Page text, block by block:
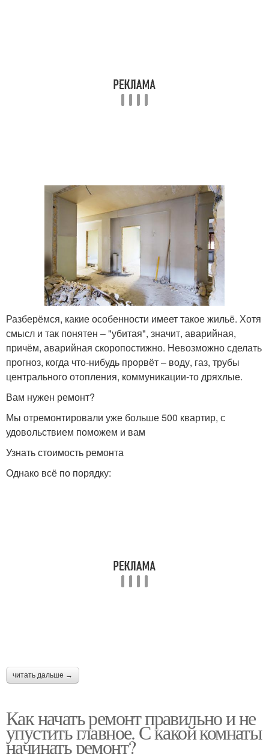
Ремонт от а Работы в квартире
Комната к ремонту Квартиры от а
Квартирный ремонт Правильный ремонт
Ремонт в старой
квартире
Ремонт в новостройке
Разберёмся, какие особенности имеет такое жильё. Хотя
смысл и так понятен – "убитая", значит, аварийная,
причём, аварийная скоропостижно. Невозможно сделать
прогноз, когда что-нибудь прорвёт – воду, газ, трубы
центрального отопления, коммуникации-то дряхлые.
Вам нужен ремонт?
Мы отремонтировали уже больше 500 квартир, с
удовольствием поможем и вам
Узнать стоимость ремонта
Однако всё по порядку:
читать дальше →
Как начать ремонт правильно и не
упустить главное. С какой комнаты
начинать ремонт?